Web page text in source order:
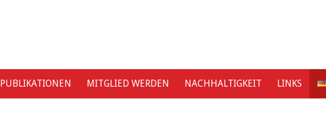
PUBLIKATIONEN MITGLIED WERDEN NACHHALTIGKEIT LINKS